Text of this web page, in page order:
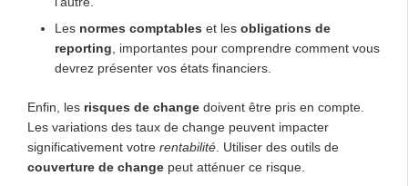
Les normes comptables et les obligations de
reporting , importantes pour comprendre comment vous
devrez présenter vos états financiers.
Enfin, les risques de change doivent être pris en compte.
Les variations des taux de change peuvent impacter
significativement votre rentabilité . Utiliser des outils de
couverture de change peut atténuer ce risque.